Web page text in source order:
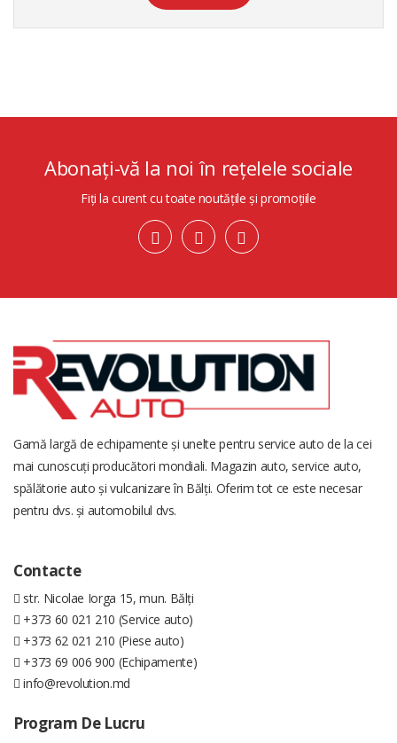
Abonați-vă la noi în rețelele sociale
Fiți la curent cu toate noutățile și promoțiile
Gamă largă de echipamente și unelte pentru service auto de la cei
mai cunoscuți producători mondiali. Magazin auto, service auto,
spălătorie auto și vulcanizare în Bălți. Oferim tot ce este necesar
pentru dvs. și automobilul dvs.
Contacte
str. Nicolae Iorga 15, mun. Bălți
+373 60 021 210 (Service auto)
+373 62 021 210 (Piese auto)
+373 69 006 900 (Echipamente)
info@revolution.md
Program De Lucru